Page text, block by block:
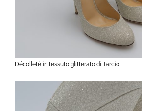
Décolleté in tessuto glitterato di Tarcio